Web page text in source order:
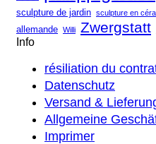
sculpture de jardin sculpture en
allemande Willi Zwergstatt
Info
résiliation du
Datenschutz
Versand &
Allgemeine
Imprimer